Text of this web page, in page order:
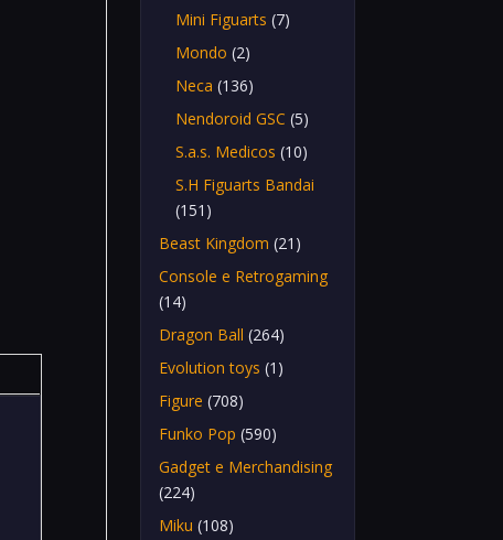
Mini Figuarts (7)
Mondo (2)
Neca (136)
Nendoroid GSC (5)
S.a.s. Medicos (10)
S.H Figuarts Bandai
(151)
Beast Kingdom (21)
Console e Retrogaming
(14)
Dragon Ball (264)
Evolution toys (1)
Figure (708)
Funko Pop (590)
Gadget e Merchandising
(224)
Miku (108)